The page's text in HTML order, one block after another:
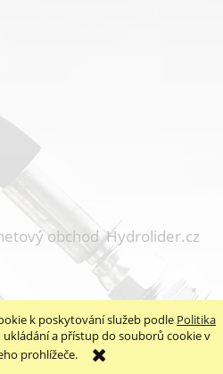
k poskytování služeb podle Politika
a přístup do souborů cookie v
prohlížeče.
obchod Hydrolider.cz